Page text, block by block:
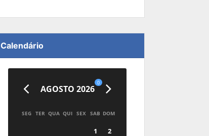
Calendário
AGOSTO 2026
0
SEG TER QUA QUI SEX SAB DOM
1
2